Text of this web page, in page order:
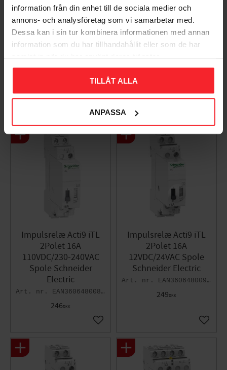
information från din enhet till de sociala medier och
annons- och analysföretag som vi samarbetar med.
Dessa kan i sin tur kombinera informationen med annan
information som du har tillhandahållit eller som de har
TILLÅT ALLA
ANPASSA
Impulsrelæ Acti9 iTL
1Polet 16A
110VDC/230-240VAC
Electric
EAN3606480088957
107DKK
Gem som favorit
Impulsrelæ Acti9 iTL
1Polet 16A
12VDC/24VAC Spole
EAN3606480088971
Impulsrelæ Acti9 iTL
2Polet 16A
110VDC/230-240VAC
Spole Schneider
Electric
EAN3606480088995
246DKK
Gem som favorit
Impulsrelæ Acti9 iTL
2Polet 16A
12VDC/24VAC Spole
Schneider Electric
EAN3606480091889
249DKK
Gem